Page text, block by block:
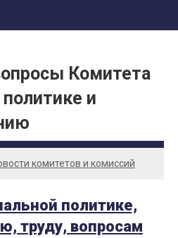
Комитета
и
комитетов и комиссий
политике,
труду, вопросам